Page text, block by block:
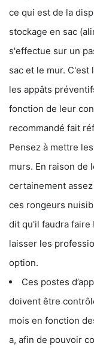
ce qui est de la
stockage en sac
s'effectue sur un
sac et le mur. C'est
les appâts
fonction de leur
recommandé fait
Pensez à mettre
murs. En raison de
certainement
ces rongeurs
dit qu'il faudra faire
laisser les
option.
Ces postes
doivent être
mois en fonction
a, afin de pouvoir